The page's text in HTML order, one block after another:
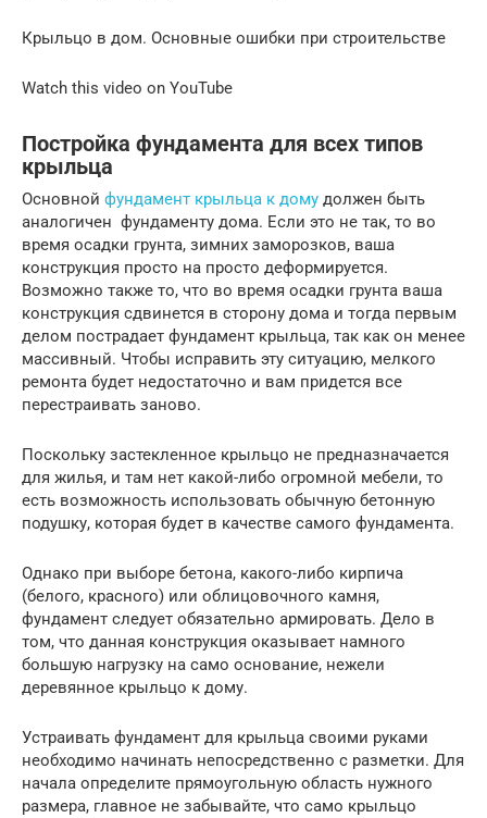
Крыльцо в дом. Основные ошибки при строительстве
Watch this video on YouTube
Постройка фундамента для всех типов
крыльца
Основной фундамент крыльца к дому должен быть
аналогичен фундаменту дома. Если это не так, то во
время осадки грунта, зимних заморозков, ваша
конструкция просто на просто деформируется.
Возможно также то, что во время осадки грунта ваша
конструкция сдвинется в сторону дома и тогда первым
делом пострадает фундамент крыльца, так как он менее
массивный. Чтобы исправить эту ситуацию, мелкого
ремонта будет недостаточно и вам придется все
перестраивать заново.
Поскольку застекленное крыльцо не предназначается
для жилья, и там нет какой-либо огромной мебели, то
есть возможность использовать обычную бетонную
подушку, которая будет в качестве самого фундамента.
Однако при выборе бетона, какого-либо кирпича
(белого, красного) или облицовочного камня,
фундамент следует обязательно армировать. Дело в
том, что данная конструкция оказывает намного
большую нагрузку на само основание, нежели
деревянное крыльцо к дому.
Устраивать фундамент для крыльца своими руками
необходимо начинать непосредственно с разметки. Для
начала определите прямоугольную область нужного
размера, главное не забывайте, что само крыльцо